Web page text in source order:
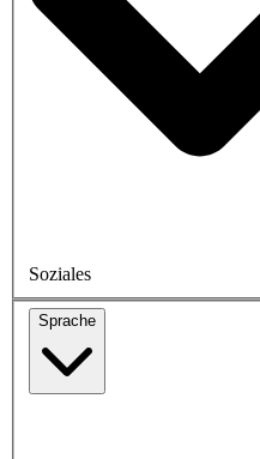
Soziales
Sprache